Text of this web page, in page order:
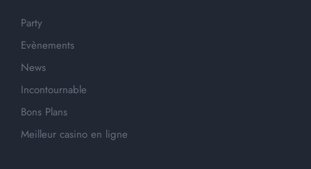
Party
Evènements
News
Incontournable
Bons Plans
Meilleur casino en ligne